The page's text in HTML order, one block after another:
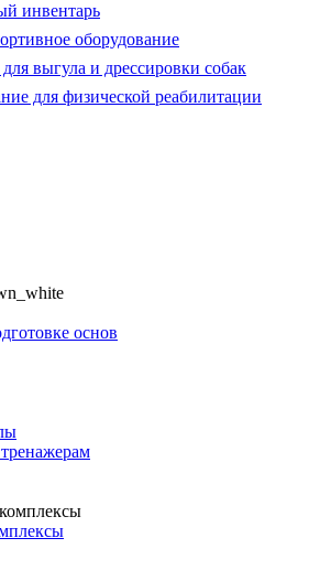
инвентарь
оборудование
выгула и дрессировки собак
для физической реабилитации
основ